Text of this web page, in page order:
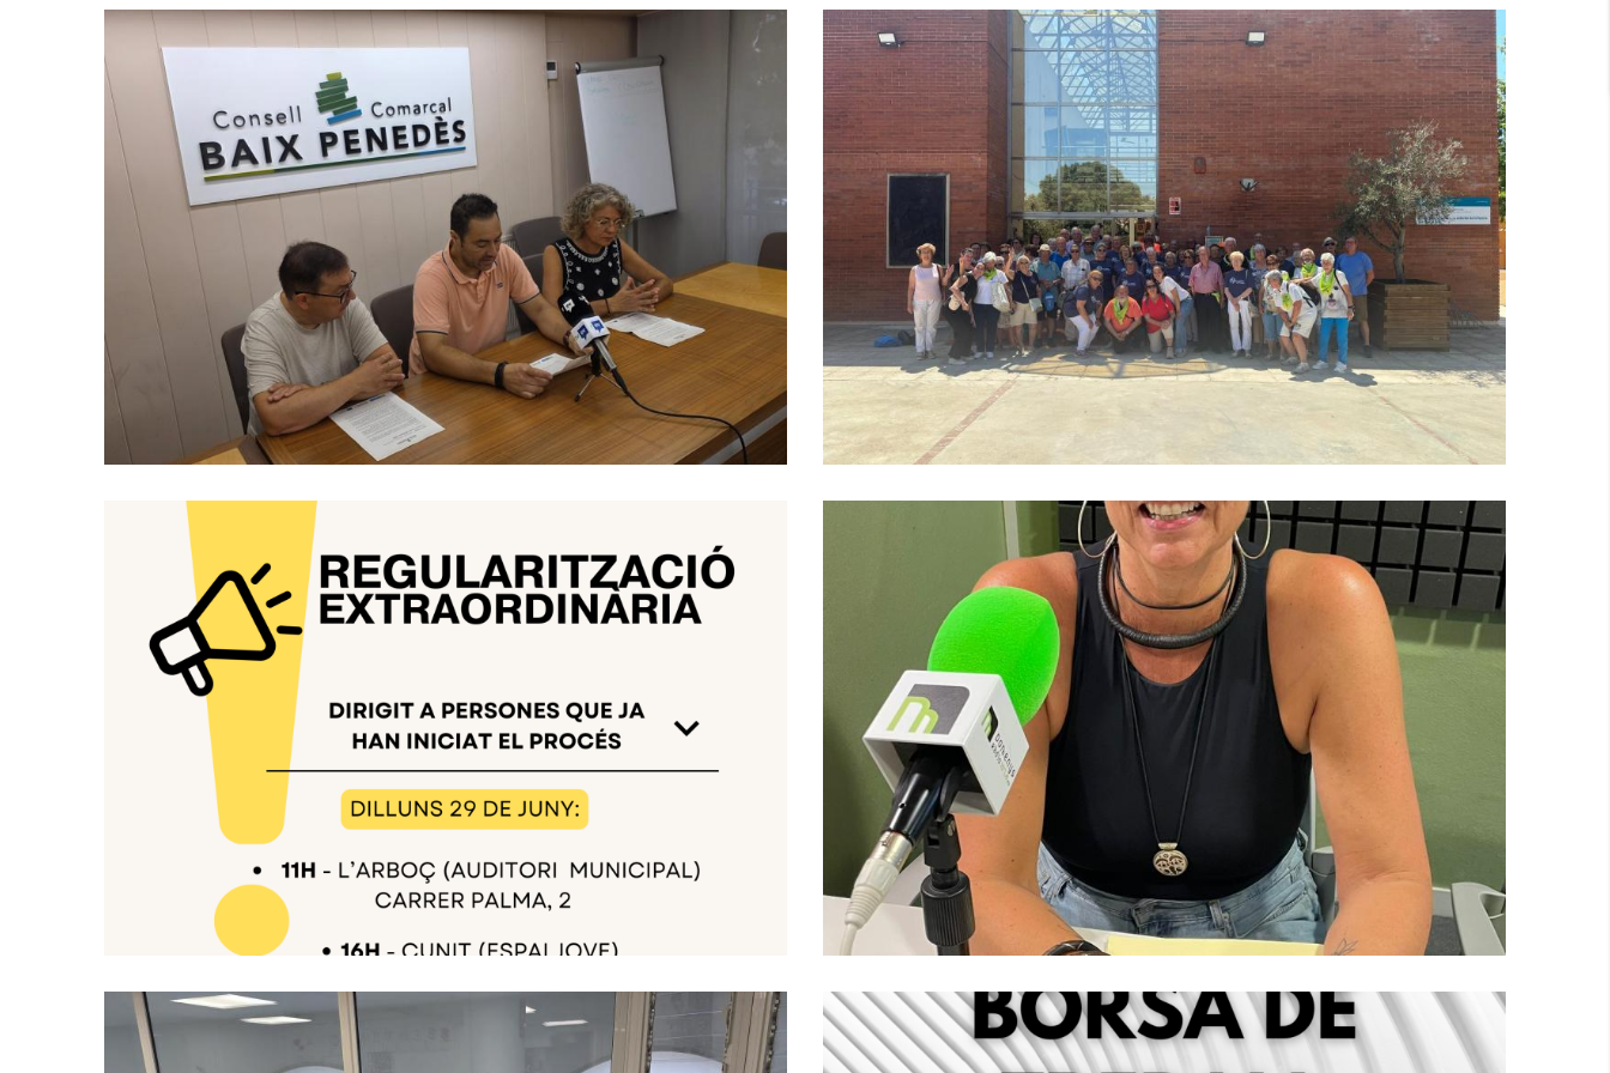
El CCBP Posa En Marxa Un Nou Programa Per
Afavorir La Inserció Laboral De Persones En
Situació De Vulnerabilitat
S. socials
Ocupació
Final De Les Olimpíades De La Gent Gran Del Baix
Penedès
S. socials
Xerrades Informatives Sobre El Procés De
Regularització Extraordinària
S. socials
Baix Penedès Al Dia Amb Susana Mur, Responsable
De L'Àrea De Serveis Socials Del Consell Comarcal
S. socials